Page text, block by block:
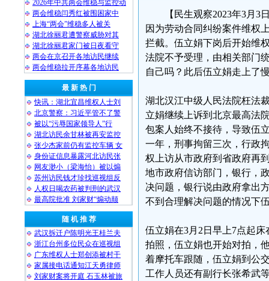
2026年中共两会维稳与监控动
两会维稳闫秀红被围困家中
上海“两会”维稳多人被关
湖北徐丽君遭警察威胁对其
湖北徐丽君家门被日夜看守
两会在京召开各地访民继续
两会维稳拉开序幕各地访民
最 新 热 门
快讯：湖北宜昌维权人士刘
北京警察：习近平管不了警
被以“污辱国家领导人”行
湖北访民余甘林被再安监控
张少杰家前仍有监控车辆 女
身份证信息暴露河北访民张
网友渺小（梁海怡）被以煽
苏州访民钱才珍找巡视组反
人权日喝农药被判刑的武汉
最高院批准 刘家财“煽动颠
随 机 推 荐
武汉拆迁户陈明光王桂兰夫
浙江台州多位民众在巡视组
广东维权人士郑创添被村干
家属接电话通知江天勇律师
刘家财案将开庭 石玉林被旅
【民生观察2023年3月
因为劳动合同纠纷案件维权
拦截。伍立娟下岗后开始维
法院不予受理，由相关部门
自己吗？此后伍立娟走上了
湖北汉江中级人民法院枉法
立娟继续上诉到北京最高法
包案人始终不接待，导致伍
一年，刑事拘留三次，行政
权上访从市政府到省政府再
地市政府信访部门，银行，
决问题，银行说由政府拿出
不到合理解决问题的情况下
伍立娟在3月2日早上7点起
拍照，伍立娟也开始对拍，
着摩托车跟随，伍立娟到公
工作人员还有副行长张希武